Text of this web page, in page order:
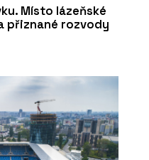
Místo lázeňské
přiznané rozvody